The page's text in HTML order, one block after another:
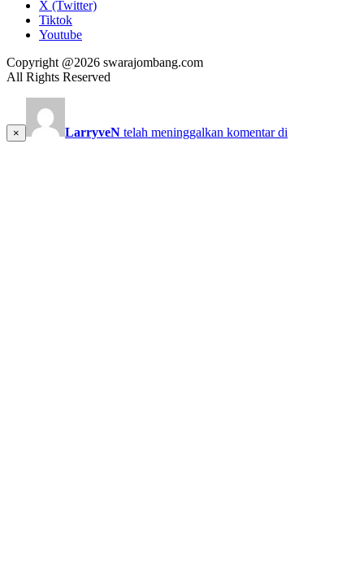
X (Twitter)
Tiktok
Youtube
Copyright @2026 swarajombang.com
All Rights Reserved
× LarryveN telah meninggalkan komentar di